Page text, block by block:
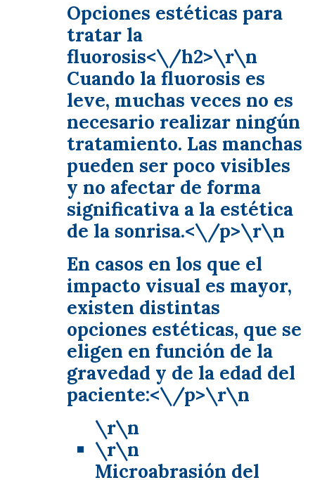
Opciones estéticas para
tratar la
fluorosis<\/h2>\r\n
Cuando la fluorosis es
leve, muchas veces no es
necesario realizar ningún
tratamiento. Las manchas
pueden ser poco visibles
y no afectar de forma
significativa a la estética
de la sonrisa.<\/p>\r\n
En casos en los que el
impacto visual es mayor,
existen distintas
opciones estéticas, que se
eligen en función de la
gravedad y de la edad del
paciente:<\/p>\r\n
\r\n
\r\n
Microabrasión del